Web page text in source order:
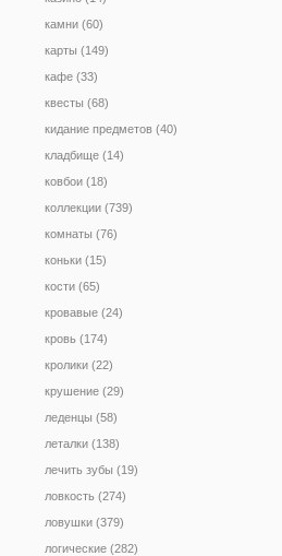
камни (60)
карты (149)
кафе (33)
квесты (68)
кидание предметов (40)
кладбище (14)
ковбои (18)
коллекции (739)
комнаты (76)
коньки (15)
кости (65)
кровавые (24)
кровь (174)
кролики (22)
крушение (29)
леденцы (58)
леталки (138)
лечить зубы (19)
ловкость (274)
ловушки (379)
логические (282)